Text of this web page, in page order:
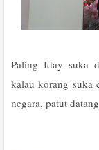
Paling Iday suka
kalau korang suka
negara, patut